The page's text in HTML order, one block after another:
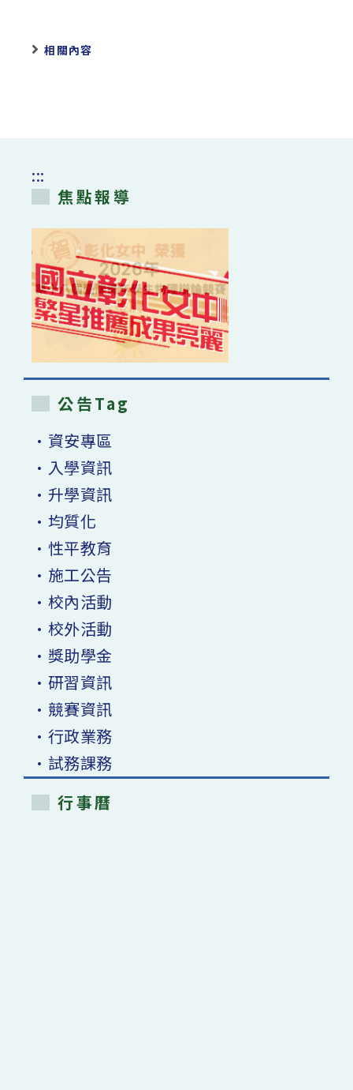
相關內容
:::
焦點報導
公告Tag
•資安專區
•入學資訊
•升學資訊
•均質化
•性平教育
•施工公告
•校內活動
•校外活動
•獎助學金
•研習資訊
•競賽資訊
•行政業務
•試務課務
行事曆